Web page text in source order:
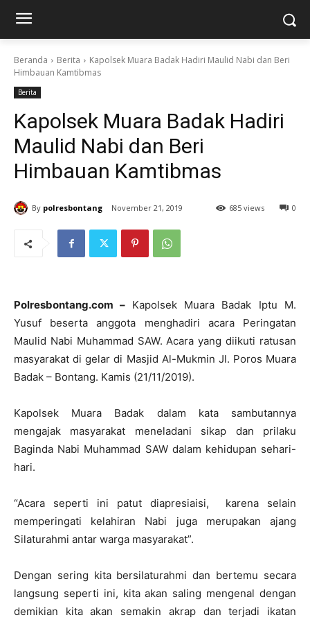
Beranda Berita
Kapolsek Muara Badak Hadiri Maulid Nabi dan Beri
Himbauan Kamtibmas
Berita
Kapolsek Muara Badak Hadiri
Maulid Nabi dan Beri
Himbauan Kamtibmas
By polresbontang November 21, 2019 0
685 views
Polresbontang.com – Kapolsek Muara Badak Iptu M.
Yusuf beserta anggota menghadiri acara Peringatan
Maulid Nabi Muhammad SAW. Acara yang diikuti ratusan
masyarakat di gelar di Masjid Al-Mukmin Jl. Poros Muara
Badak – Bontang. Kamis (21/11/2019).
Kapolsek Muara Badak dalam kata sambutannya
mengajak masyarakat meneladani sikap dan prilaku
Baginda Nabi Muhammad SAW dalam kehidupan sehari-
hari.
“Acara seperti ini patut diapresiaisi, karena selain
memperingati kelahiran Nabi juga merupakan ajang
Silaturahmi antar warga masyarakat”.
Dengan sering kita bersilaturahmi dan bertemu secara
langsung seperti ini, kita akan saling mengenal dengan
demikian kita akan semakin akrap dan terjadi ikatan